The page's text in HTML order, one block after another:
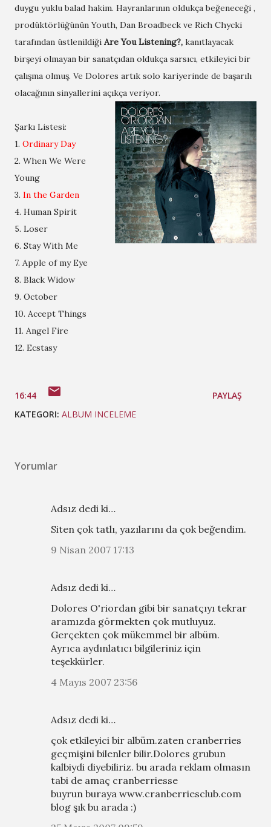
duygu yuklu balad hakim. Hayranlarının oldukça beğeneceği ,
prodüktörlüğünün Youth, Dan Broadbeck ve Rich Chycki
tarafından üstlenildiği AreYou Listening?, kanıtlayacak
birşeyi olmayan bir sanatçıdan oldukça sarsıcı, etkileyici bir
çalışma olmuş. Ve Dolores artık solo kariyerinde de başarılı
olacağının sinyallerini açıkça veriyor.
Şarkı Listesi:
1. Ordinary Day
2. When We Were
Young
3. In the Garden
4. Human Spirit
5. Loser
6. Stay With Me
7. Apple of my Eye
8. Black Widow
9. October
10. Accept Things
11. Angel Fire
12. Ecstasy
16:44
KATEGORI: ALBUM INCELEME
PAYLAŞ
Yorumlar
Adsız dedi ki…
Siten çok tatlı, yazılarını da çok beğendim.
9 Nisan 2007 17:13
Adsız dedi ki…
Dolores O'riordan gibi bir sanatçıyı tekrar
aramızda görmekten çok mutluyuz.
Gerçekten çok mükemmel bir albüm.
Ayrıca aydınlatıcı bilgileriniz için
teşekkürler.
4 Mayıs 2007 23:56
Adsız dedi ki…
çok etkileyici bir albüm.zaten cranberries
geçmişini bilenler bilir.Dolores grubun
kalbiydi diyebiliriz. bu arada reklam olmasın
tabi de amaç cranberriesse
buyrun buraya www.cranberriesclub.com
blog şık bu arada :)